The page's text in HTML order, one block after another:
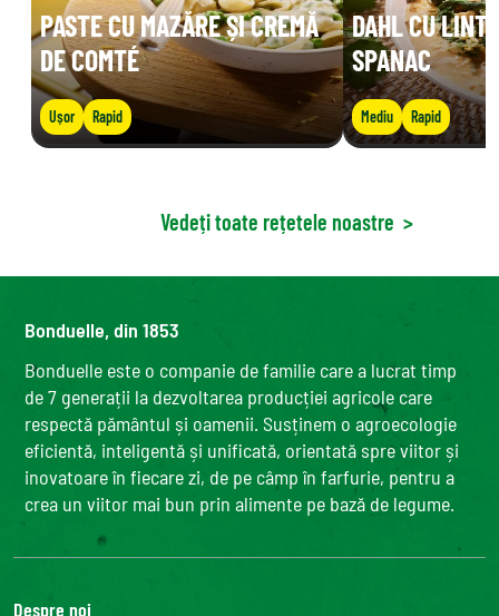
PASTE CU MAZĂRE ȘI CREMĂ
DE COMTÉ
Ușor Rapid
DAHL CU
SPANAC
Mediu Rapid
Vedeți toate rețetele noastre >
Bonduelle, din 1853
Bonduelle este o companie de familie care a lucrat timp
de 7 generații la dezvoltarea producției agricole care
respectă pământul și oamenii. Susținem o agroecologie
eficientă, inteligentă și unificată, orientată spre viitor și
inovatoare în fiecare zi, de pe câmp în farfurie, pentru a
crea un viitor mai bun prin alimente pe bază de legume.
Despre noi